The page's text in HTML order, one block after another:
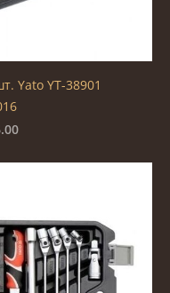
Yato YT-38901